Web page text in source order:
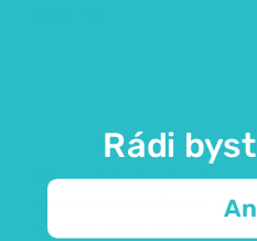
Vatové tyčinky do uší
,
tyčinky
Rádi